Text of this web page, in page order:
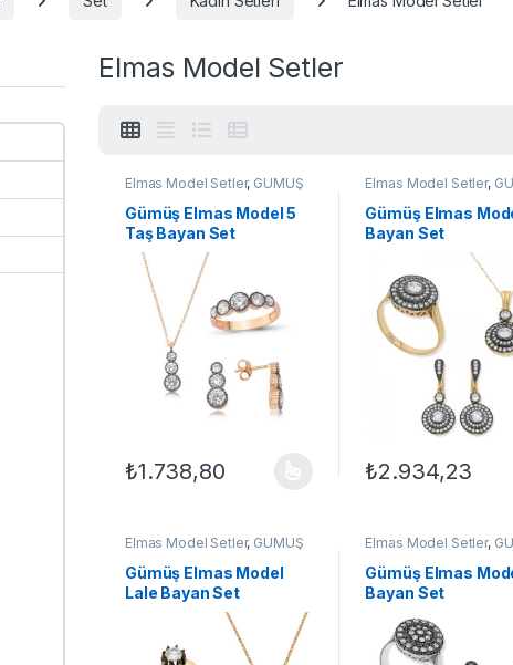
Elmas Model Setler
Elmas Model Setler, GÜMÜŞ
,Set
Gümüş Elmas Model 5
Taş Bayan Set
₺1.738,80
Bu ürünün birden fazla varyasyonu var. Seçenekler
Elmas Model Setler,
Set
Gümüş Elmas
Bayan Set
₺2.934,23
Bu ürünün birden
Elmas Model Setler, GÜMÜŞ
,Set
Gümüş Elmas Model
Lale Bayan Set
Elmas Model Setler,
Set
Gümüş Elmas
Bayan Set